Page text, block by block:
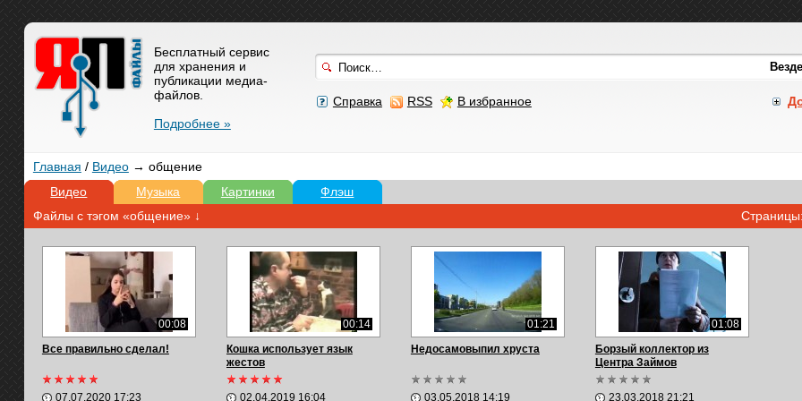
Справка RSS В избранное
Бесплатный сервис
для хранения и
публикации медиа-
файлов.
Подробнее »
Главная / Видео→ общение
Видео
Музыка Картинки Флэш
Файлы с тэгом «общение» ↓
Страницы:
00:08
Все правильно сделал!
07.07.2020 17:23
00:14
Кошка использует язык
жестов
02.04.2019 16:04
01:21
Недосамовыпил хруста
03.05.2018 14:19
01:08
Борзый коллектор из
Центра Займов
23.03.2018 21:21